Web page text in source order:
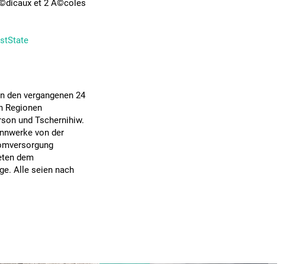
et 2 Ã©coles
den vergangenen 24
Regionen
und Tschernihiw.
von der
dem
Alle seien nach